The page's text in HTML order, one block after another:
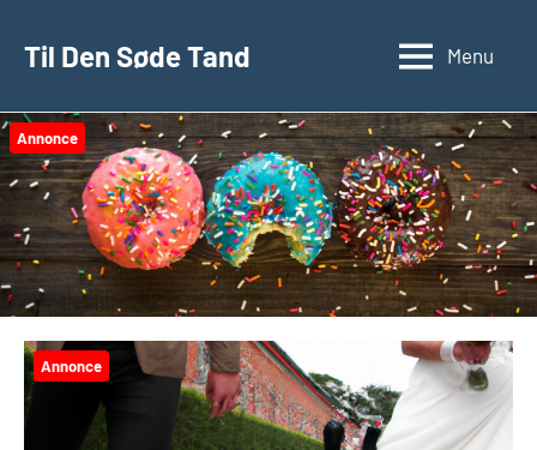
Til Den Søde Tand Menu
Annonce
Annonce